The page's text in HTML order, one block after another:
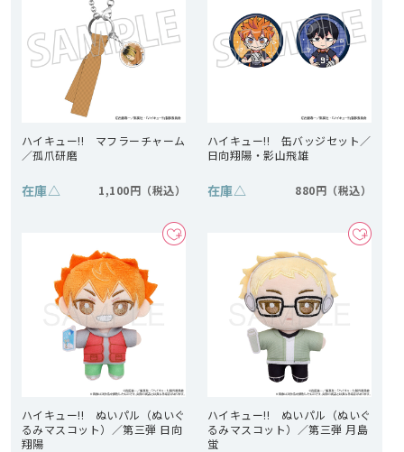
ハイキュー!! マフラーチャーム
／孤爪研磨
在庫△ 1,100円
ハイキュー!! 缶バッジセット／
日向翔陽・影山飛雄
在庫△ 880円
ハイキュー!! ぬいパル（ぬいぐ
るみマスコット）／第三弾 日向
翔陽
ハイキュー!! ぬいパル（ぬいぐ
るみマスコット）／第三弾 月島
蛍